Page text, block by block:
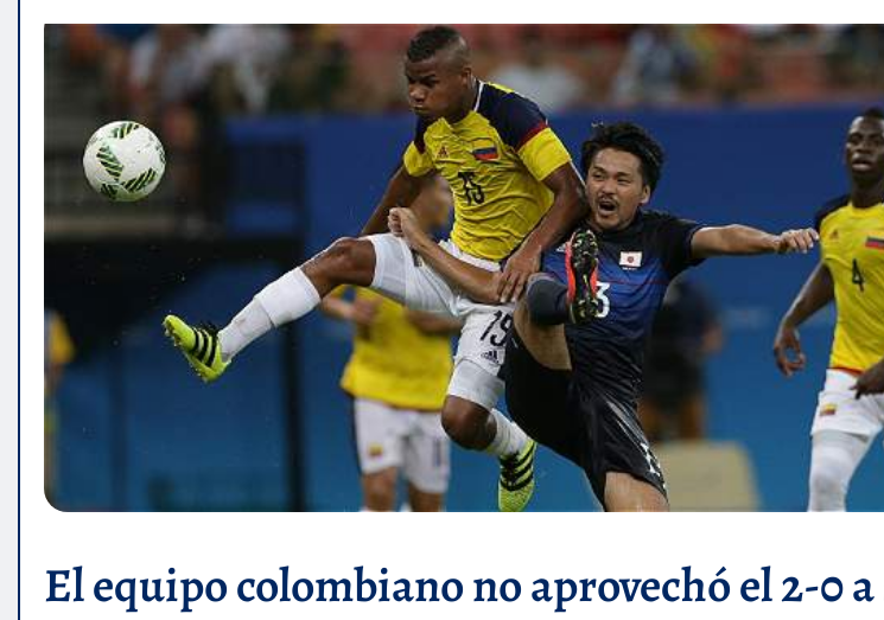
El equipo colombiano no aprovechó el 2-0